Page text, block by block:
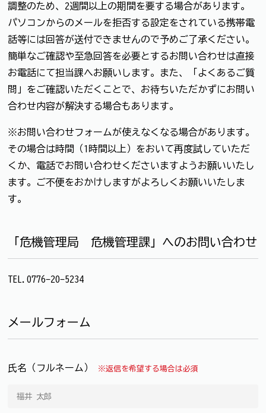
調整のため、2週間以上の期間を要する場合があります。
パソコンからのメールを拒否する設定をされている携帯電
話等には回答が送付できませんので予めご了承ください。
簡単なご確認や至急回答を必要とするお問い合わせは直接
お電話にて担当課へお願いします。また、「よくあるご質
問」をご確認いただくことで、お待ちいただかずにお問い
合わせ内容が解決する場合もあります。
※お問い合わせフォームが使えなくなる場合があります。
その場合は時間（1時間以上）をおいて再度試していただ
くか、電話でお問い合わせくださいますようお願いいたし
ます。ご不便をおかけしますがよろしくお願いいたしま
す。
「危機管理局 危機管理課」へのお問い合わせ
TEL.0776-20-5234
メールフォーム
氏名（フルネーム） ※返信を希望する場合は必須